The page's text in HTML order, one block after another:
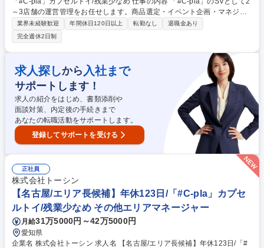
～3店舗の運営管理をお任せします。商品選定・イベント企画・マネジメ
ント等、業務は多岐にわたりますので裁量権を持ちながらキャリアを積む
ことが叶います。変更の範囲:当社業務全般 【業務詳細】・カプセルトイ
の商品選定（仕入れた商品の中から、自店舗の客層や売上を踏まえて、追
加発注を行います） ・イベント企画（季節、周年など）・商品の在庫管
理・金銭管理（両替機の釣銭準備）・収益管理・人員管理（アルバイト社
員の勤怠管理・育成、採用面接）・商品配置の検討（自店舗の客層や商品
の売れ行きを踏まえて、適切な商品配置を行います）など 募集職種 【兵
庫/店舗SV】未経験歓迎/年休123日/「#C-pla」カプセルトイ/残業少なめ
業界未経験歓迎 年間休日120日以上 転勤なし
退職金あり
完全週休2日制
求人探しから 入社まで
サポートします！
求人の紹介をはじめ、書類添削や
面談対策、内定後の手続きまで
あなたの転職活動をサポートします。
登録してサポートを受ける
正社員
株式会社トーシン
【名古屋/エリア長候補】年休123日/「#C-pla」カプセ
ルトイ/残業少なめ その他エリアマネージャー
月給31万5000円～42万5000円
愛知県
企業名 株式会社トーシン 求人名 【名古屋/エリア長候補】年休123日/「#